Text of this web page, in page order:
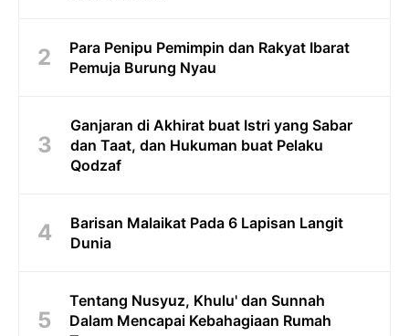
Para Penipu Pemimpin dan Rakyat Ibarat
Pemuja Burung Nyau
Ganjaran di Akhirat buat Istri yang Sabar
dan Taat, dan Hukuman buat Pelaku
Qodzaf
Barisan Malaikat Pada 6 Lapisan Langit
Dunia
Tentang Nusyuz, Khulu' dan Sunnah
Dalam Mencapai Kebahagiaan Rumah